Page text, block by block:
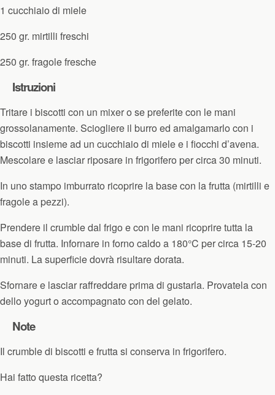
1 cucchiaio di miele
250 gr. mirtilli freschi
250 gr. fragole fresche
Istruzioni
Tritare i biscotti con un mixer o se preferite con le mani
grossolanamente. Sciogliere il burro ed amalgamarlo con i
biscotti insieme ad un cucchiaio di miele e i fiocchi d’avena.
Mescolare e lasciar riposare in frigorifero per circa 30 minuti.
In uno stampo imburrato ricoprire la base con la frutta (mirtilli e
fragole a pezzi).
Prendere il crumble dal frigo e con le mani ricoprire tutta la
base di frutta. Infornare in forno caldo a 180°C per circa 15-20
minuti. La superficie dovrà risultare dorata.
Sfornare e lasciar raffreddare prima di gustarla. Provatela con
dello yogurt o accompagnato con del gelato.
Note
Il crumble di biscotti e frutta si conserva in frigorifero.
Hai fatto questa ricetta?